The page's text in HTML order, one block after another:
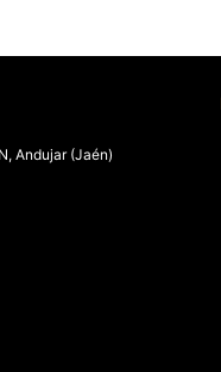
Andujar (Jaén)